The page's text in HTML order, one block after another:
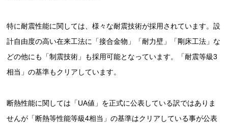
特に耐震性能に関しては、様々な耐震技術が採用されています。設
計自由度の高い在来工法に「接合金物」「耐力壁」「剛床工法」な
どの他にも「制震技術」も採用可能となっています。「耐震等級3
相当」の基準もクリアしています。
断熱性能に関しては「UA値」を正式に公表している訳ではありま
せんが「断熱等性能等級4相当」の基準はクリアしている事が公表